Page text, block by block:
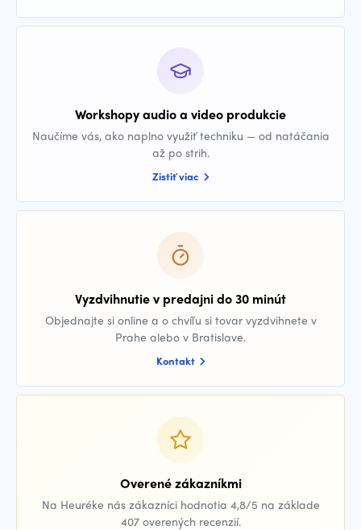
Workshopy audio a video produkcie
Naučíme vás, ako naplno využiť techniku — od natáčania
až po strih.
Zistiť viac
Vyzdvihnutie v predajni do 30 minút
Objednajte si online a o chvíľu si tovar vyzdvihnete v
Prahe alebo v Bratislave.
Kontakt
Overené zákazníkmi
Na Heuréke nás zákazníci hodnotia 4,8/5 na základe
407 overených recenzií.